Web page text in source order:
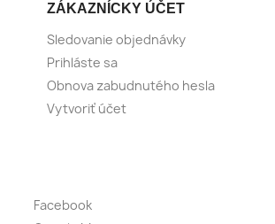
ZÁKAZNÍCKY ÚČET
Sledovanie objednávky
Prihláste sa
Obnova zabudnutého hesla
Vytvoriť účet
Facebook